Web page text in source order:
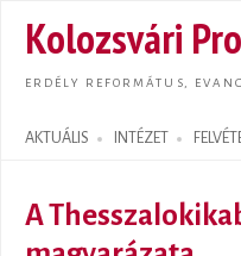
Kolozsvári
ERDÉLY REFORMÁTUS,
AKTUÁLIS INTÉZET
Search form
A